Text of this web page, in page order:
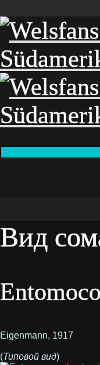
Вид
Eigenmann, 1917
(Типовой вид)